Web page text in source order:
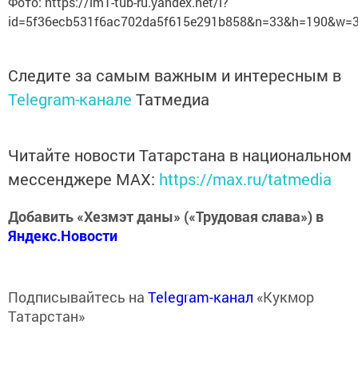
Следите за самым важным и интересным в
Telegram-канале Татмедиа
Читайте новости Татарстана в национальном
мессенджере MАХ: https://max.ru/tatmedia
Добавить «Хезмэт даны» («Трудовая слава») в
Яндекс.Новости
Подписывайтесь на Telegram-канал «Кукмор
Татарстан»